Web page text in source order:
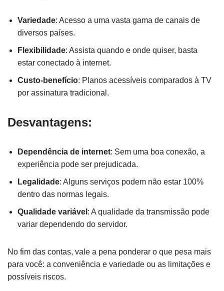
Variedade: Acesso a uma vasta gama de canais de
diversos países.
Flexibilidade: Assista quando e onde quiser, basta
estar conectado à internet.
Custo-benefício: Planos acessíveis comparados à TV
por assinatura tradicional.
Desvantagens:
Dependência de internet: Sem uma boa conexão, a
experiência pode ser prejudicada.
Legalidade: Alguns serviços podem não estar 100%
dentro das normas legais.
Qualidade variável : A qualidade da transmissão pode
variar dependendo do servidor.
No fim das contas, vale a pena ponderar o que pesa mais
para você: a conveniência e variedade ou as limitações e
possíveis riscos.